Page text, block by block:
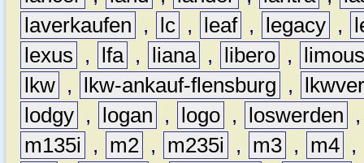
laverkaufen
, lc , leaf , legacy ,
lexus
, lfa , liana , libero ,
lkw , lkw-ankauf-flensburg ,
lodgy , logan , logo , loswerden
m135i
, m2 , m235i , m3 , m4 ,